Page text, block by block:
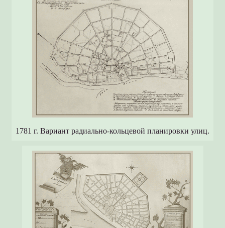
1781 г. Вариант радиально-кольцевой планировки улиц.